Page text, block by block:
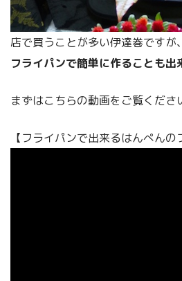
店で買うことが多い伊達巻ですが、
フライパンで簡単に作ることも出
まずはこちらの動画をご覧くださ
【フライパンで出来るはんぺんの